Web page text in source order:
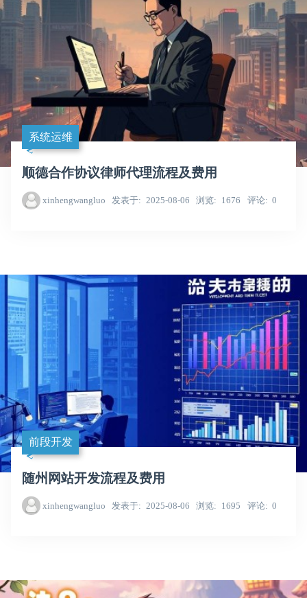
系统运维
顺德合作协议律师代理流程及费用
xinhengwangluo 发表于 2025-08-06 浏览 1676 评论 0
前段开发
随州网站开发流程及费用
xinhengwangluo 发表于 2025-08-06 浏览 1695 评论 0